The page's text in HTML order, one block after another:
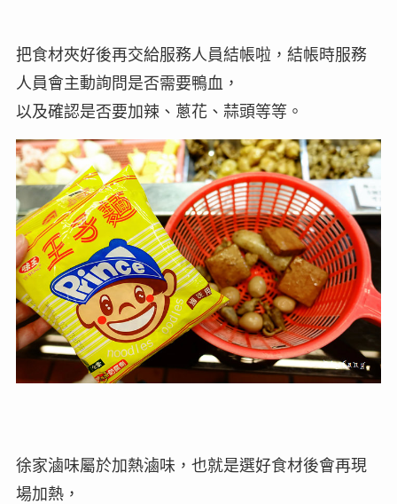
把食材夾好後再交給服務人員結帳啦，結帳時服務
人員會主動詢問是否需要鴨血，
以及確認是否要加辣、蔥花、蒜頭等等。
徐家滷味屬於加熱滷味，也就是選好食材後會再現
場加熱，